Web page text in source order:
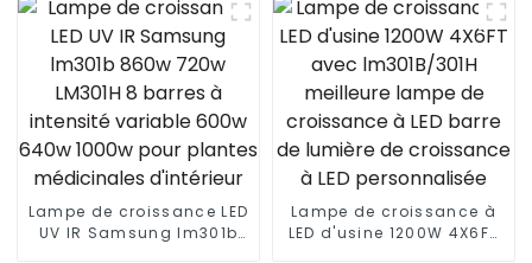
Lampe de croissance LED
UV IR Samsung lm301b
Lampe de croissance à
LED d'usine 1200W 4X6FT